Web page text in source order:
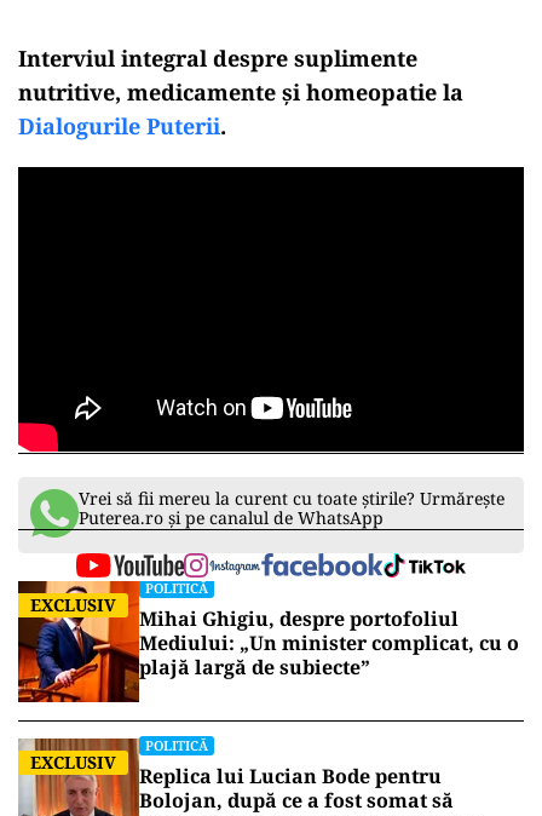
Interviul integral despre suplimente
nutritive, medicamente și homeopatie la
Dialogurile Puterii.
Vrei să fii mereu la curent cu toate știrile? Urmărește
Puterea.ro și pe canalul de WhatsApp
EXCLUSIV
POLITICĂ
Mihai Ghigiu, despre portofoliul
Mediului: „Un minister complicat, cu o
plajă largă de subiecte”
EXCLUSIV
POLITICĂ
Replica lui Lucian Bode pentru
Bolojan, după ce a fost somat să